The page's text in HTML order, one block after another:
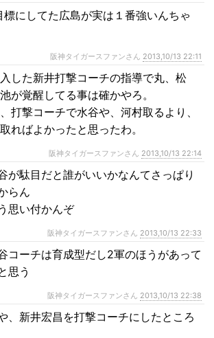
標にしてた広島が実は１番強いんちゃ
阪神タイガースファンさん 2013,10/13 22:11
した新井打撃コーチの指導で丸、松
が覚醒してる事は確かやろ。
打撃コーチで水谷や、河村取るより、
ればよかったと思ったわ。
阪神タイガースファンさん 2013,10/13 22:14
が駄目だと誰がいいかなんてさっぱり
らん
思い付かんぞ
阪神タイガースファンさん 2013,10/13 22:33
コーチは育成型だし2軍のほうがあって
思う
阪神タイガースファンさん 2013,10/13 22:38
、新井宏昌を打撃コーチにしたところ